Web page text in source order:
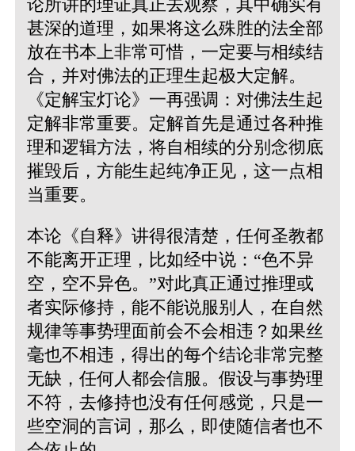
论所讲的理证真正去观察，其中确实有
甚深的道理，如果将这么殊胜的法全部
放在书本上非常可惜，一定要与相续结
合，并对佛法的正理生起极大定解。
《定解宝灯论》一再强调：对佛法生起
定解非常重要。定解首先是通过各种推
理和逻辑方法，将自相续的分别念彻底
摧毁后，方能生起纯净正见，这一点相
当重要。
本论《自释》讲得很清楚，任何圣教都
不能离开正理，比如经中说：“色不异
空，空不异色。”对此真正通过推理或
者实际修持，能不能说服别人，在自然
规律等事势理面前会不会相违？如果丝
毫也不相违，得出的每个结论非常完整
无缺，任何人都会信服。假设与事势理
不符，去修持也没有任何感觉，只是一
些空洞的言词，那么，即使随信者也不